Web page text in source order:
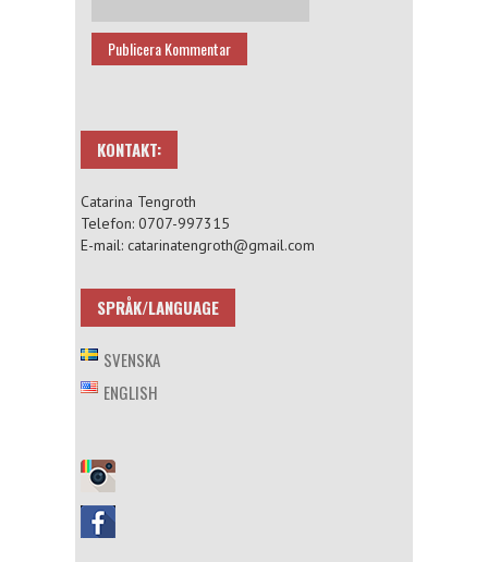
KONTAKT:
Catarina Tengroth
Telefon: 0707-997315
E-mail: catarinatengroth@gmail.com
SPRÅK/LANGUAGE
SVENSKA
ENGLISH